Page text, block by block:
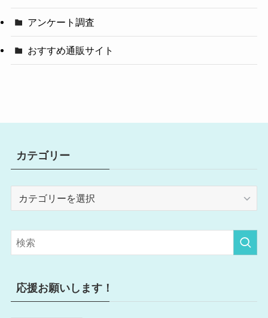
アンケート調査
おすすめ通販サイト
カテゴリー
リ
ー
応援お願いします！